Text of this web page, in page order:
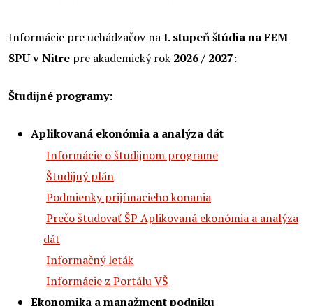
Informácie pre uchádzačov naI. stupeň štúdia na FEM
SPU v Nitre pre akademický rok 2026 / 2027:
Študijné programy:
Aplikovaná ekonómia a analýza dát
Informácie o študijnom programe
Študijný plán
Podmienky prijímacieho konania
Prečo študovať ŠP Aplikovaná ekonómia a analýza
dát
Informačný leták
Informácie z Portálu VŠ
Ekonomika a manažment podniku